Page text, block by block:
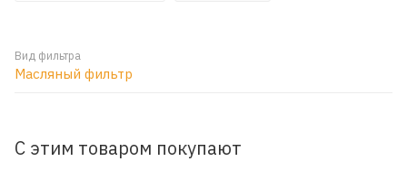
Вид фильтра
Масляный фильтр
С этим товаром покупают